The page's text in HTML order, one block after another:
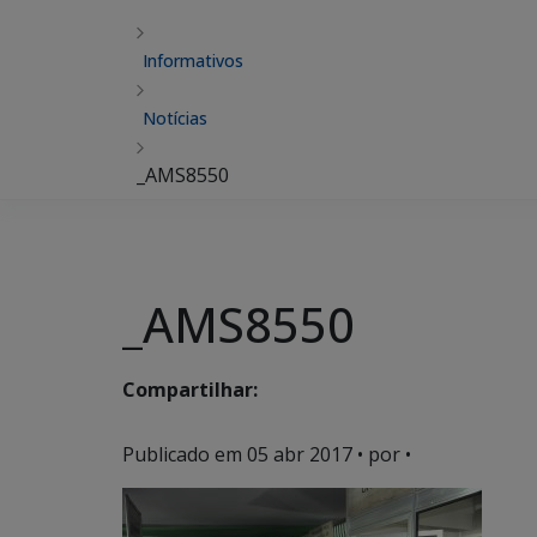
Informativos
Notícias
_AMS8550
_AMS8550
Compartilhar:
Publicado em 05 abr 2017 • por •